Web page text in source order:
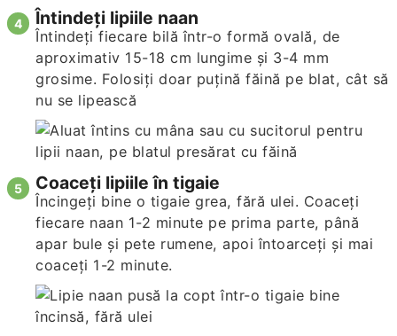
Întindeți lipiile naan
Întindeți fiecare bilă într-o formă ovală, de
aproximativ 15-18 cm lungime și 3-4 mm
grosime. Folosiți doar puțină făină pe blat, cât să
nu se lipească
Coaceți lipiile în tigaie
Încingeți bine o tigaie grea, fără ulei. Coaceți
fiecare naan 1-2 minute pe prima parte, până
apar bule și pete rumene, apoi întoarceți și mai
coaceți 1-2 minute.